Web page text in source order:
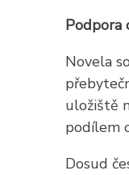
Podpora
Novela
uložiště
podílem
Dosud